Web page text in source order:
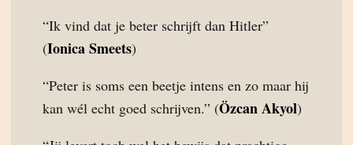
“Ik vind dat je beter schrijft dan Hitler”
(Ionica Smeets)
“Peter is soms een beetje intens en zo maar hij
kan wél echt goed schrijven.” (Özcan Akyol)